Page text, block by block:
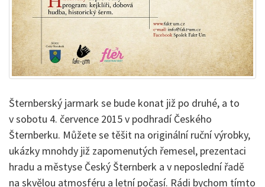
Šternberský jarmark se bude konat již po druhé, a to
v sobotu 4. července 2015 v podhradí Českého
Šternberku. Můžete se těšit na originální ruční výrobky,
ukázky mnohdy již zapomenutých řemesel, prezentaci
hradu a městyse Český Šternberk a v neposlední řadě
na skvělou atmosféru a letní počasí. Rádi bychom tímto